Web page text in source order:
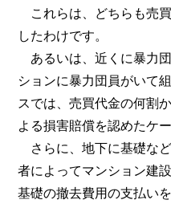
これらは、どちらも売
したわけです。
あるいは、近くに暴力
ションに暴力団員がいて
スでは、売買代金の何割
よる損害賠償を認めたケ
さらに、地下に基礎な
者によってマンション建
基礎の撤去費用の支払い